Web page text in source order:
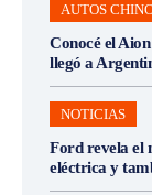
AUTOS
Conocé el
llegó a
NOTICIAS
Ford revela el
eléctrica y